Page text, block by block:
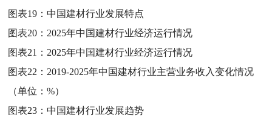
图表19：中国建材行业发展特点
图表20： 2025年中国建材行业经济运行情况
图表21： 2025年中国建材行业经济运行情况
图表22： 2019-2025年中国建材行业主营业务收入变化情况
（单位：%）
图表23：中国建材行业发展趋势